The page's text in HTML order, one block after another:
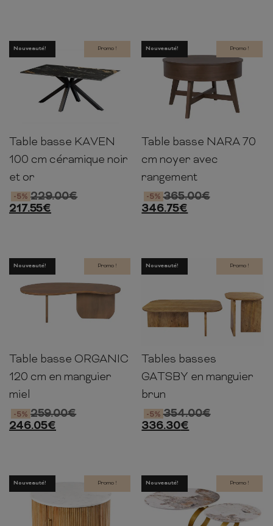
Nouveauté! Promo !
45cm 100cm 60cm
Table basse KAVEN
100 cm céramique noir
et or
229.00€
-5%
217.55€
Nouveauté! Promo !
46cm 70cm 70cm
Table basse NARA 70
cm noyer avec
rangement
365.00€
-5%
346.75€
Nouveauté! Promo !
40cm 120cm 55cm
Table basse ORGANIC
120 cm en manguier
miel
259.00€
-5%
246.05€
Nouveauté! Promo !
50-
33cm
45-
55cm
Tables basses
GATSBY en manguier
brun
354.00€
-5%
336.30€
Nouveauté! Promo ! Nouveauté! Promo !